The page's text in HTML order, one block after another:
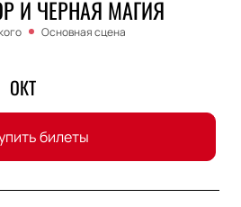
И ЧЁРНАЯ МАГИЯ
Основная сцена
ОКТ
билеты